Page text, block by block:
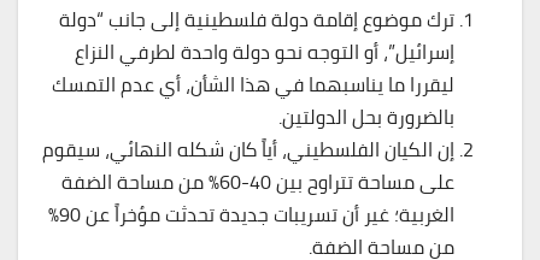
ترك موضوع إقامة دولة فلسطينية إلى جانب “دولة
إسرائيل”، أو التوجه نحو دولة واحدة لطرفي النزاع
ليقررا ما يناسبهما في هذا الشأن، أي عدم التمسك
بالضرورة بحل الدولتين.
إن الكيان الفلسطيني، أياً كان شكله النهائي، سيقوم
على مساحة تتراوح بين 40-60% من مساحة الضفة
الغربية؛ غير أن تسريبات جديدة تحدثت مؤخراً عن 90%
من مساحة الضفة.